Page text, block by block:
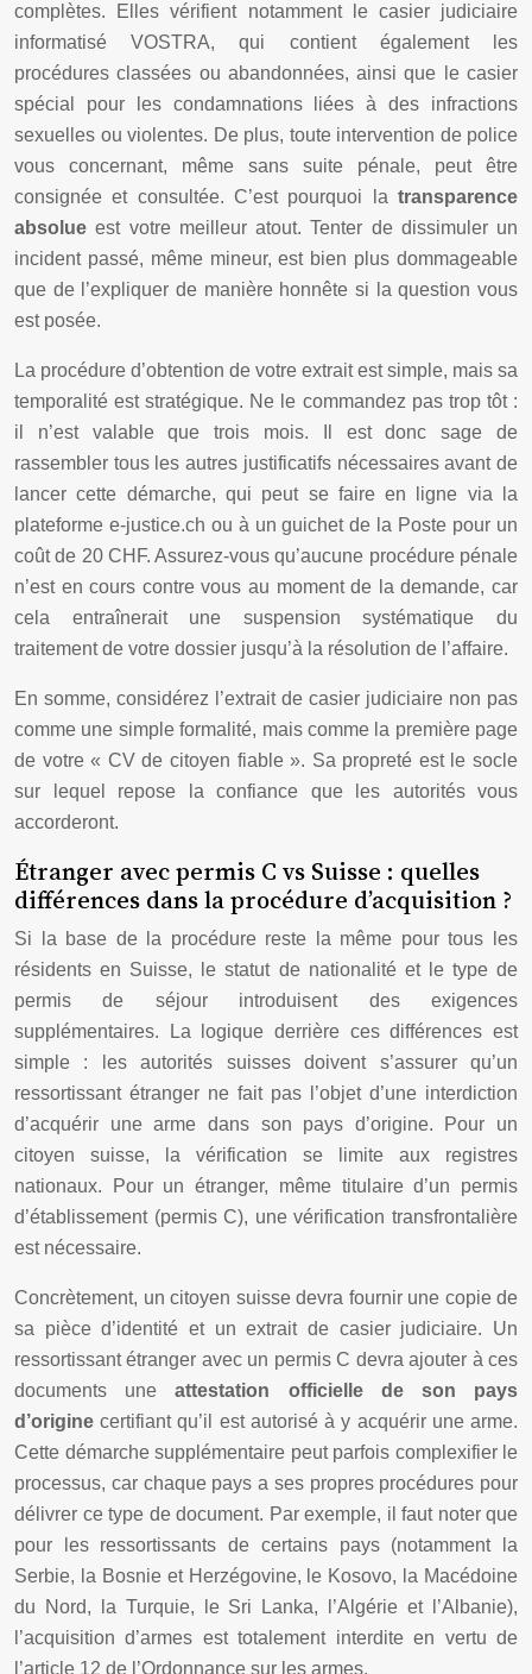
complètes. Elles vérifient notamment le casier judiciaire
informatisé VOSTRA, qui contient également les
procédures classées ou abandonnées, ainsi que le casier
spécial pour les condamnations liées à des infractions
sexuelles ou violentes. De plus, toute intervention de police
vous concernant, même sans suite pénale, peut être
consignée et consultée. C’est pourquoi la transparence
absolue est votre meilleur atout. Tenter de dissimuler un
incident passé, même mineur, est bien plus dommageable
que de l’expliquer de manière honnête si la question vous
est posée.
La procédure d’obtention de votre extrait est simple, mais sa
temporalité est stratégique. Ne le commandez pas trop tôt :
il n’est valable que trois mois. Il est donc sage de
rassembler tous les autres justificatifs nécessaires avant de
lancer cette démarche, qui peut se faire en ligne via la
plateforme e-justice.ch ou à un guichet de la Poste pour un
coût de 20 CHF. Assurez-vous qu’aucune procédure pénale
n’est en cours contre vous au moment de la demande, car
cela entraînerait une suspension systématique du
traitement de votre dossier jusqu’à la résolution de l’affaire.
En somme, considérez l’extrait de casier judiciaire non pas
comme une simple formalité, mais comme la première page
de votre « CV de citoyen fiable ». Sa propreté est le socle
sur lequel repose la confiance que les autorités vous
accorderont.
Étranger avec permis C vs Suisse : quelles
différences dans la procédure d’acquisition ?
Si la base de la procédure reste la même pour tous les
résidents en Suisse, le statut de nationalité et le type de
permis de séjour introduisent des exigences
supplémentaires. La logique derrière ces différences est
simple : les autorités suisses doivent s’assurer qu’un
ressortissant étranger ne fait pas l’objet d’une interdiction
d’acquérir une arme dans son pays d’origine. Pour un
citoyen suisse, la vérification se limite aux registres
nationaux. Pour un étranger, même titulaire d’un permis
d’établissement (permis C), une vérification transfrontalière
est nécessaire.
Concrètement, un citoyen suisse devra fournir une copie de
sa pièce d’identité et un extrait de casier judiciaire. Un
ressortissant étranger avec un permis C devra ajouter à ces
documents uneattestation officielle de son pays
d’origine certifiant qu’il est autorisé à y acquérir une arme.
Cette démarche supplémentaire peut parfois complexifier le
processus, car chaque pays a ses propres procédures pour
délivrer ce type de document. Par exemple, il faut noter que
pour les ressortissants de certains pays (notamment la
Serbie, la Bosnie et Herzégovine, le Kosovo, la Macédoine
du Nord, la Turquie, le Sri Lanka, l’Algérie et l’Albanie),
l’acquisition d’armes est totalement interdite en vertu de
l’article 12 de l’Ordonnance sur les armes.